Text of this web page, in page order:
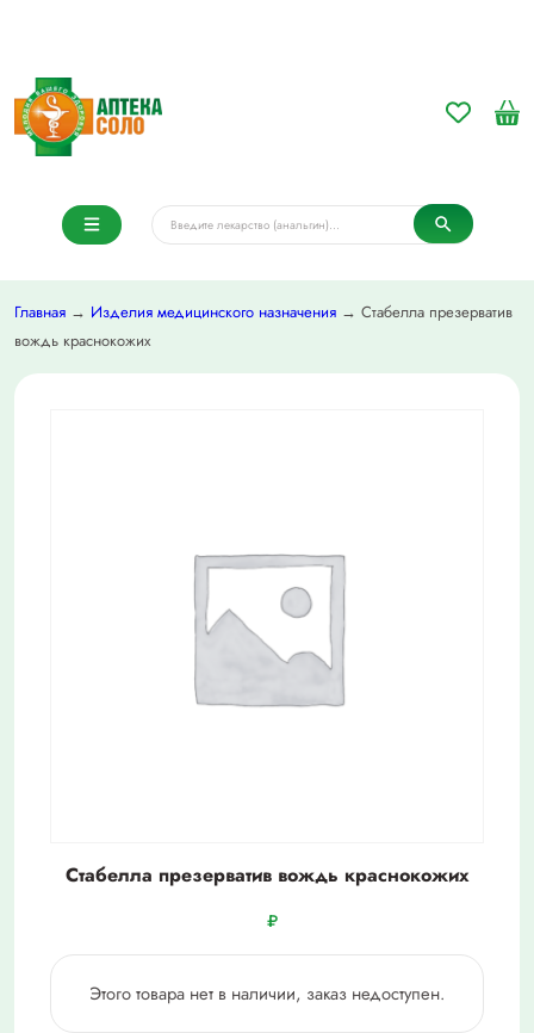
Главная → Изделия медицинского назначения → Стабелла презерватив
вождь краснокожих
Стабелла презерватив вождь краснокожих
₽
Этого товара нет в наличии, заказ недоступен.